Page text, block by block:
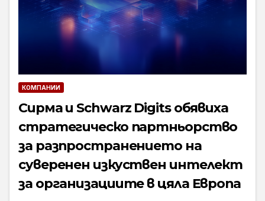
КОМПАНИИ
Сирма и Schwarz Digits обявиха
стратегическо партньорство
за разпространението на
суверенен изкуствен интелект
за организациите в цяла Европа